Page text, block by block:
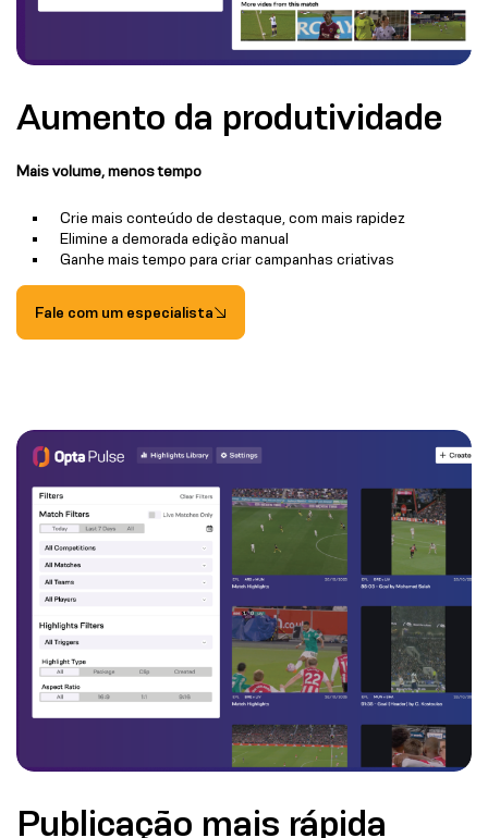
Aumento da produtividade
Mais volume, menos tempo
Crie mais conteúdo de destaque, com mais rapidez
Elimine a demorada edição manual
Ganhe mais tempo para criar campanhas criativas
Fale com um especialista
Publicação mais rápida